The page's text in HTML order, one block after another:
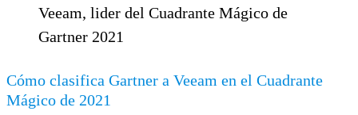
Veeam, lider del Cuadrante Mágico de
Gartner 2021
Cómo clasifica Gartner a Veeam en el Cuadrante
Mágico de 2021